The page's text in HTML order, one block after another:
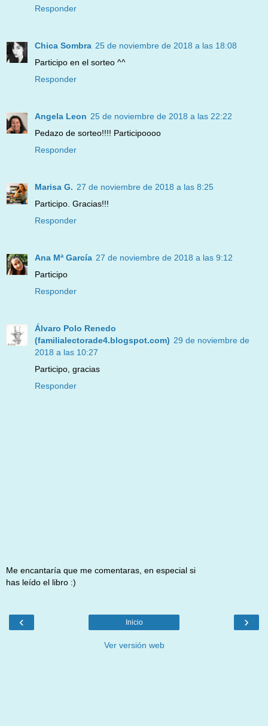
Responder
Chica Sombra 25 de noviembre de 2018 a las 18:08
Participo en el sorteo ^^
Responder
Angela Leon 25 de noviembre de 2018 a las 22:22
Pedazo de sorteo!!!! Participoooo
Responder
Marisa G. 27 de noviembre de 2018 a las 8:25
Participo. Gracias!!!
Responder
Ana Mª García 27 de noviembre de 2018 a las 9:12
Participo
Responder
Álvaro Polo Renedo
(familialectorade4.blogspot.com) 29 de noviembre de
2018 a las 10:27
Participo, gracias
Responder
Me encantaría que me comentaras, en especial si
has leído el libro :)
‹ ›
Inicio
Ver versión web